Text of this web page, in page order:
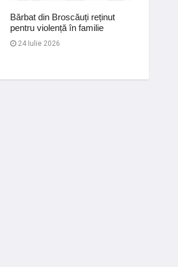
Bărbat din Broscăuți reținut
pentru violență în familie
24 Iulie 2026 15